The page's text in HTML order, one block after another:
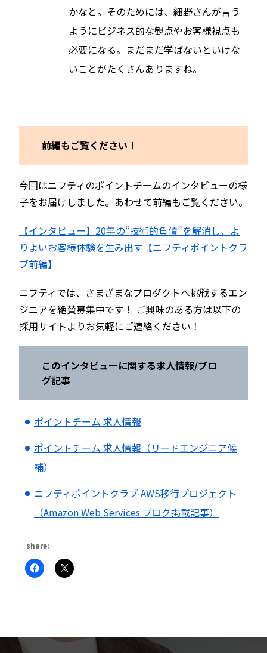
かなと。そのためには、細野さんが言う
ようにビジネス的な観点やお客様視点も
必要になる。まだまだ学ばないといけな
いことがたくさんありますね。
前編もご覧ください！
今回はニフティのポイントチームのインタビューの様
子をお届けしました。あわせて前編もご覧ください。
【インタビュー】20年の“技術的負債”を解消し、よ
りよいお客様体験を生み出す【ニフティポイントクラ
ブ前編】
ニフティでは、さまざまなプロダクトへ挑戦するエン
ジニアを絶賛募集中です！ ご興味のある方は以下の
採用サイトよりお気軽にご連絡ください！
このインタビューに関する求人情報/ブロ
グ記事
ポイントチーム 求人情報
ポイントチーム 求人情報（リードエンジニア候
補）
ニフティポイントクラブ AWS移行プロジェクト
（Amazon Web Services ブログ掲載記事）
share:
Facebook
で
リ
ク
リ
有
(新